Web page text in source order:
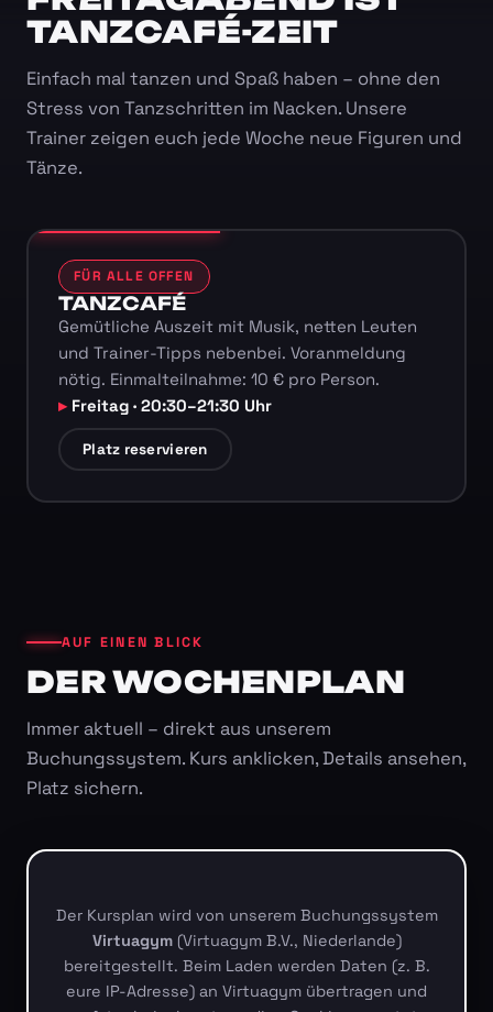
TANZCAFÉ-ZEIT
Einfach mal tanzen und Spaß haben – ohne den
Stress von Tanzschritten im Nacken. Unsere
Trainer zeigen euch jede Woche neue Figuren und
Tänze.
FÜR ALLE OFFEN
TANZCAFÉ
Gemütliche Auszeit mit Musik, netten Leuten
und Trainer-Tipps nebenbei. Voranmeldung
nötig. Einmalteilnahme: 10 € pro Person.
Freitag · 20:30–21:30 Uhr
Platz reservieren
AUF EINEN BLICK
DER WOCHENPLAN
Immer aktuell – direkt aus unserem
Buchungssystem. Kurs anklicken, Details ansehen,
Platz sichern.
Der Kursplan wird von unserem Buchungssystem
Virtuagym(Virtuagym B.V., Niederlande)
bereitgestellt. Beim Laden werden Daten (z. B.
eure IP-Adresse) an Virtuagym übertragen und